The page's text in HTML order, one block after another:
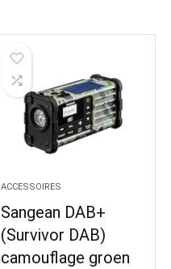
ACCESSOIRES
Sangean DAB+
(Survivor DAB)
camouflage groen